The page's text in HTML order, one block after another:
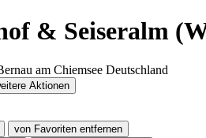
& Seiseralm
am Chiemsee Deutschland
Aktionen
von Favoriten entfernen